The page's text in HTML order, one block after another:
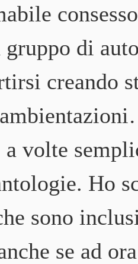
gruppo di
creando
volte
Ho
sono
se ad ora